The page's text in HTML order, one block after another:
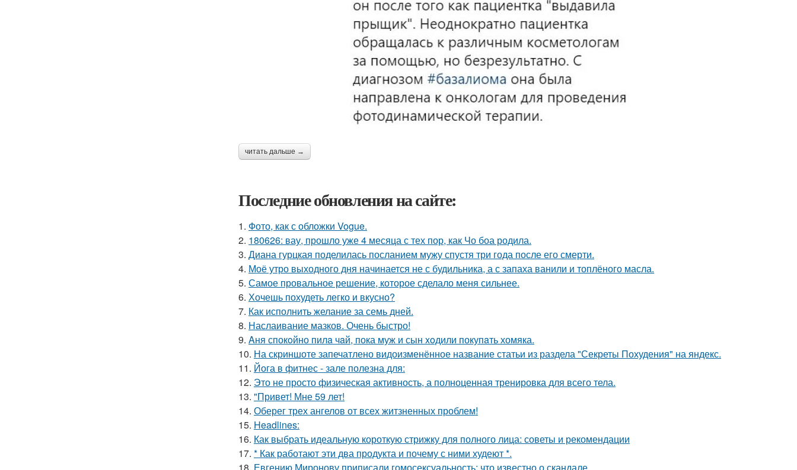
читать дальше →
Последние обновления на сайте:
1. Фото, как с обложки Vogue.
2. 180626: вау, прошло уже 4 месяца с тех пор, как Чо боа родила.
3. Диана гурцкая поделилась посланием мужу спустя три года после его смерти.
4. Моё утро выходного дня начинается не с будильника, а с запаха ванили и топлёного масла.
5. Самое провальное решение, которое сделало меня сильнее.
6. Хочешь похудеть легко и вкусно?
7. Как исполнить желание за семь дней.
8. Наслаивание мазков. Очень быстро!
9. Aня спокoйно пилa чaй, пока муж и сын xoдили покупaть хомяка.
10. На скриншоте запечатлено видоизменённое название статьи из раздела "Секреты Похудения" на яндекс.
11. Йога в фитнес - зале полезна для:
12. Это не просто физическая активность, а полноценная тренировка для всего тела.
13. "Привет! Мне 59 лет!
14. Оберег трех ангелов от всех житзненных проблем!
15. Headlines:
16. Как выбрать идеальную короткую стрижку для полного лица: советы и рекомендации
17. * Как работают эти два продукта и почему с ними худеют *.